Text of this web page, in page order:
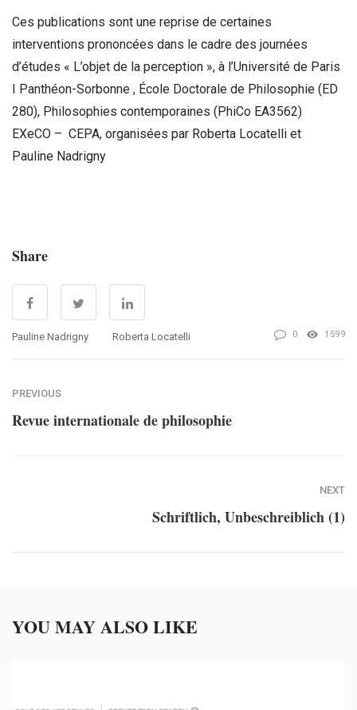
Ces publications sont une reprise de certaines
interventions prononcées dans le cadre des journées
d’études « L’objet de la perception », à l’Université de Paris
I Panthéon-Sorbonne , École Doctorale de Philosophie (ED
280), Philosophies contemporaines (PhiCo EA3562)
EXeCO – CEPA, organisées par Roberta Locatelli et
Pauline Nadrigny
Share
Pauline Nadrigny Roberta Locatelli 0 1599
PREVIOUS
Revue internationale de philosophie
NEXT
Schriftlich, Unbeschreiblich (1)
YOU MAY ALSO LIKE